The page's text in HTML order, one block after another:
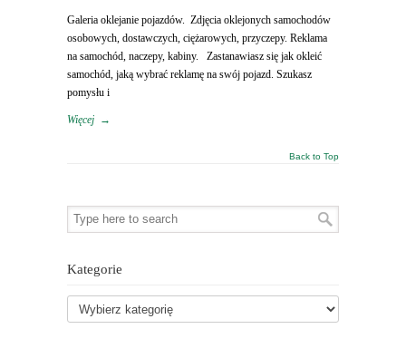
Galeria oklejanie pojazdów. Zdjęcia oklejonych samochodów
osobowych, dostawczych, ciężarowych, przyczepy. Reklama
na samochód, naczepy, kabiny. Zastanawiasz się jak okleić
samochód, jaką wybrać reklamę na swój pojazd. Szukasz
pomysłu i
Więcej →
Back to Top
Kategorie